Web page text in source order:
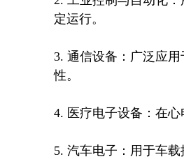
定运行。
3. 通信设备：广泛应
性。
4. 医疗电子设备：在
5. 汽车电子：用于车